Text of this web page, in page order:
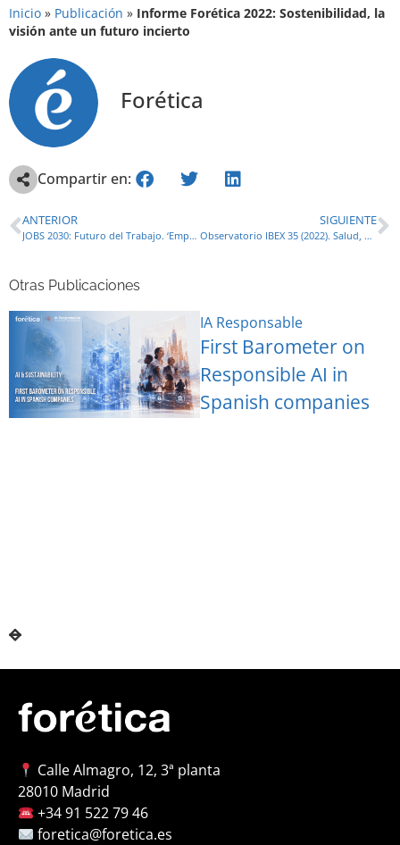
Inicio » Publicación » Informe Forética 2022: Sostenibilidad, la
visión ante un futuro incierto
Forética
Compartir en:
ANTERIOR
JOBS 2030: Futuro del Trabajo. ‘Empleo Verde y Transición Justa en el Futuro del Trabajo’
SIGUIENTE
Observatorio IBEX 35 (2022). Salud, bienestar y sostenibilidad en las empresas del IBEX 35
Otras Publicaciones
IA Responsable
First Barometer on
Responsible AI in
Spanish companies
Calle Almagro, 12, 3ª planta
28010 Madrid
+34 91 522 79 46
foretica@foretica.es